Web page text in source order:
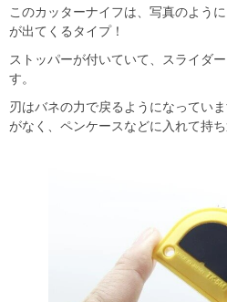
このカッターナイフは、写真のよう
が出てくるタイプ！
ストッパーが付いていて、スライダ
す。
刃はバネの力で戻るようになってい
がなく、ペンケースなどに入れて持